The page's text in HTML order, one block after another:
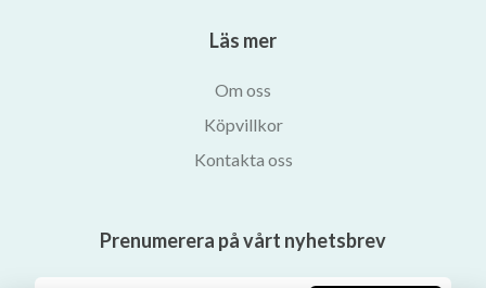
Läs mer
Om oss
Köpvillkor
Kontakta oss
Prenumerera på vårt nyhetsbrev